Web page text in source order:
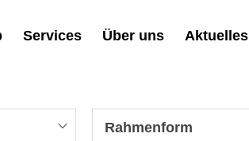
Services Über uns Aktuelles
Rahmenform